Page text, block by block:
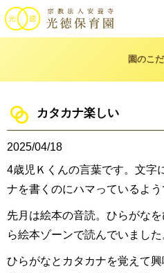
園のこ
カタカナ楽しい
2025/04/18
4歳児Ｋくんの言葉です。文字
ナを書くのにハマっているよう
先月は絵本の音読。ひらがな
ら絵本ゾーンで読んでいました
ひらがなとカタカナを覚えて